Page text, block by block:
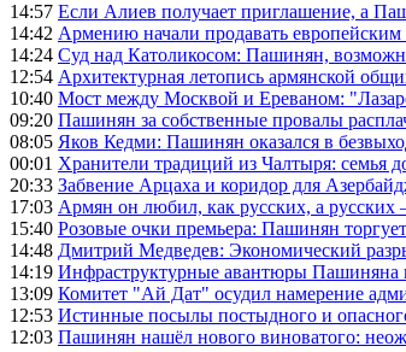
14:57 Если Алиев получает приглашение, а
14:42 Армению начали продавать европейским
14:24 Суд над Католикосом: Пашинян,
12:54 Архитектурная летопись армянской
10:40 Мост между Москвой и Ереваном:
09:20 Пашинян за собственные провалы
08:05 Яков Кедми: Пашинян оказался в
00:01 Хранители традиций из Чалтыря: семья
20:33 Забвение Арцаха и коридор для
17:03 Армян он любил, как русских, а
15:40 Розовые очки премьера: Пашинян
14:48 Дмитрий Медведев: Экономический
14:19 Инфраструктурные авантюры Пашиняна
13:09 Комитет "Ай Дат" осудил намерение
12:53 Истинные посылы постыдного и
12:03 Пашинян нашёл нового виноватого: